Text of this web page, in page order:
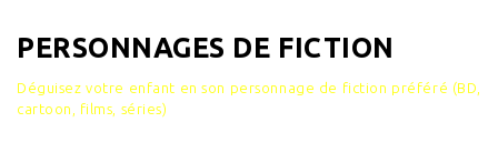
PERSONNAGES DE FICTION
Déguisez votre enfant en son personnage de fiction préféré (BD,
cartoon, films, séries)